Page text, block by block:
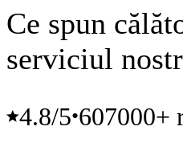
Ce spun
serviciul
4.8/5•607000+